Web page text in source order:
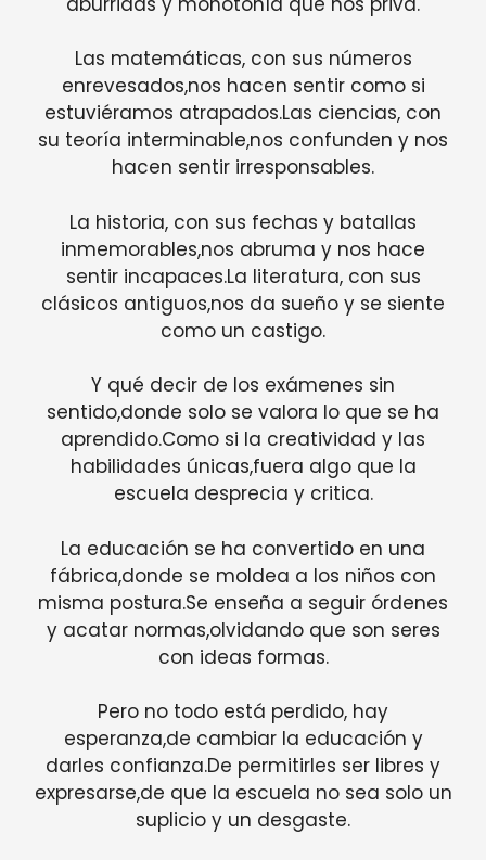
Las matemáticas, con sus números
enrevesados,nos hacen sentir como si
estuviéramos atrapados.Las ciencias, con
su teoría interminable,nos confunden y nos
hacen sentir irresponsables.
La historia, con sus fechas y batallas
inmemorables,nos abruma y nos hace
sentir incapaces.La literatura, con sus
clásicos antiguos,nos da sueño y se siente
como un castigo.
Y qué decir de los exámenes sin
sentido,donde solo se valora lo que se ha
aprendido.Como si la creatividad y las
habilidades únicas,fuera algo que la
escuela desprecia y critica.
La educación se ha convertido en una
fábrica,donde se moldea a los niños con
misma postura.Se enseña a seguir órdenes
y acatar normas,olvidando que son seres
con ideas formas.
Pero no todo está perdido, hay
esperanza,de cambiar la educación y
darles confianza.De permitirles ser libres y
expresarse,de que la escuela no sea solo un
suplicio y un desgaste.